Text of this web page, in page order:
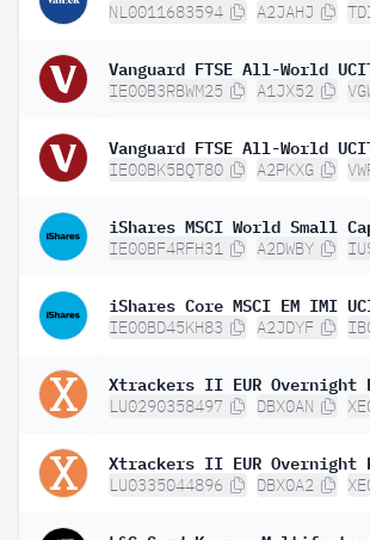
NL0011683594 A2JAHJ
Vanguard FTSE All-World
IE00B3RBWM25 A1JX52
IE00BK5BQT80 A2PKXG
iShares MSCI World Small
IE00BF4RFH31 A2DWBY
iShares Core MSCI EM IMI
IE00BD45KH83 A2JDYF
LU0290358497 DBX0AN
LU0335044896 DBX0A2